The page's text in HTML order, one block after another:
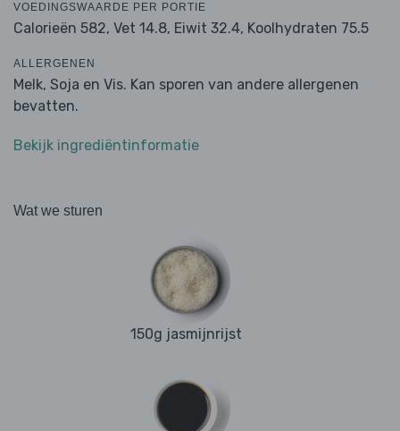
VOEDINGSWAARDE PER PORTIE
Calorieën 582, Vet 14.8, Eiwit 32.4, Koolhydraten 75.5
ALLERGENEN
Melk, Soja en Vis. Kan sporen van andere allergenen
bevatten.
Bekijk ingrediëntinformatie
Wat we sturen
150g jasmijnrijst